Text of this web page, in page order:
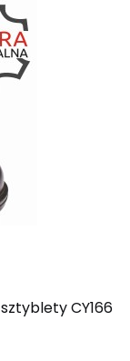
CY166